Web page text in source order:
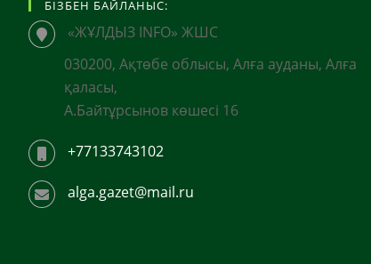
БІЗБЕН БАЙЛАНЫС:
«ЖҰЛДЫЗ INFO» ЖШС
030200, Ақтөбе облысы, Алға ауданы, Алға
қаласы,
А.Байтұрсынов көшесі 16
+77133743102
alga.gazet@mail.ru